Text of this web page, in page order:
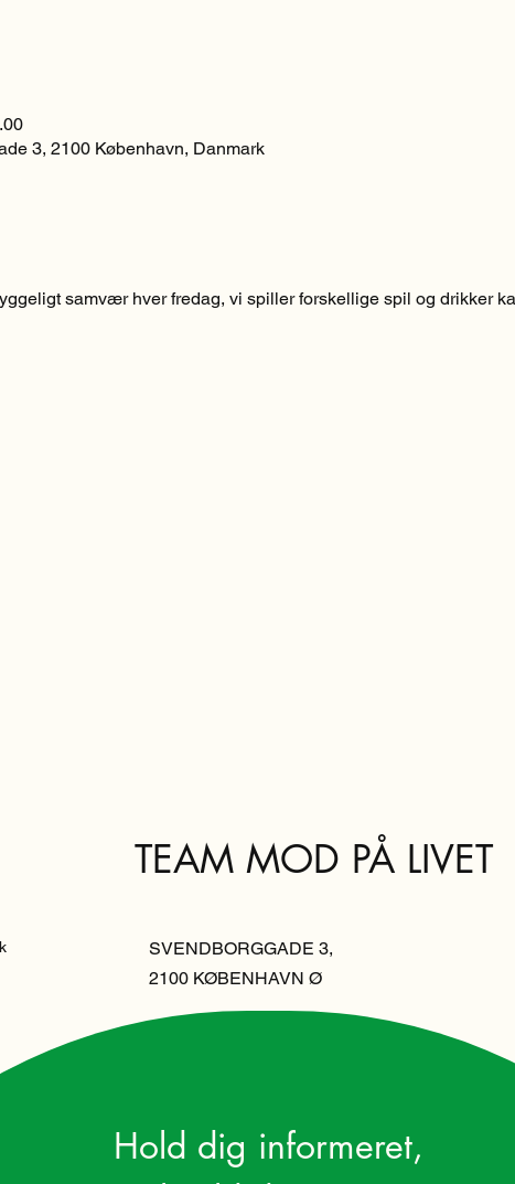
3, 2100 København, Danmark
samvær hver fredag, vi spiller forskellige spil og drikker
TEAM MOD PÅ LIVET
SVENDBORGGADE 3,
2100 KØBENHAVN Ø
Hold dig informeret,